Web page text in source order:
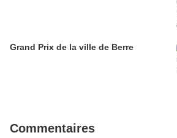
Grand Prix de la ville de Berre
Commentaires